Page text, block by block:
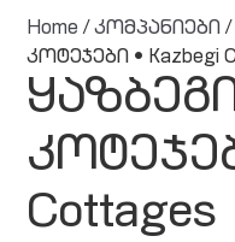
Home /კომპანიები
კოტეჯები • Kazbegi
Cottages